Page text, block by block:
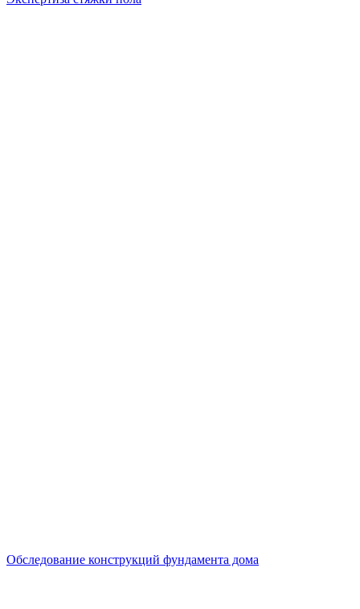
Обследование конструкций фундамента дома